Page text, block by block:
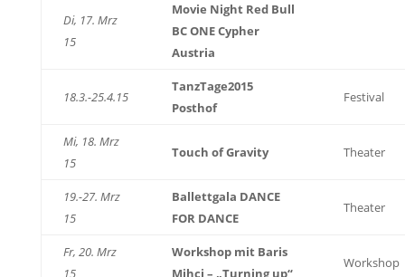
Di, 17. Mrz
15
Movie Night Red Bull
BC ONE Cypher
Austria
18.3.-25.4.15
TanzTage2015
Posthof
Festival
Mi, 18. Mrz
15
Touch of Gravity Theater
19.-27. Mrz
15
Ballettgala DANCE
FOR DANCE
Theater
Fr, 20. Mrz
15
Workshop mit Baris
Mihci – „Turning up“
Workshop